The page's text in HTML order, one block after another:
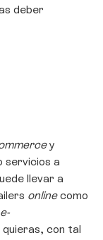
deber
y
servicios a
llevar a
onlinecomo
e-
con tal